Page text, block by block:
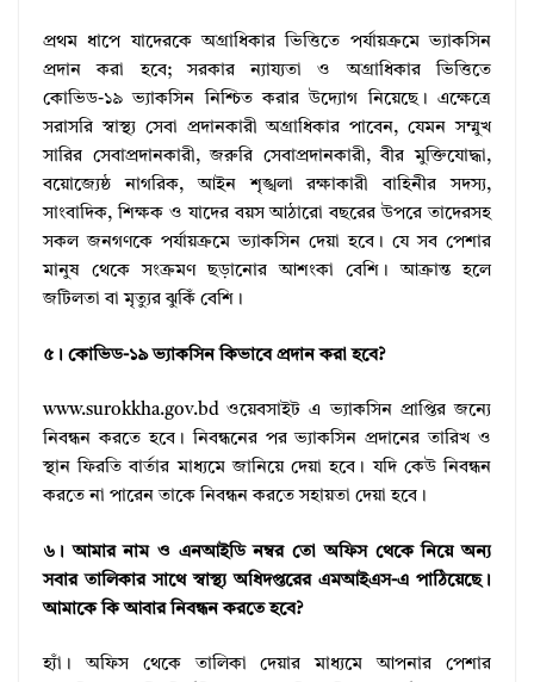
প্রথম ধাপে যাদেরকে অগ্রাধিকার ভিত্তিতে পর্যায়ক্রমে ভ্যাকসিন
প্রদান করা হবে; সরকার ন্যায্যতা ও অগ্রাধিকার ভিত্তিতে
কোভিড-১৯ ভ্যাকসিন নিশ্চিত করার উদ্যোগ নিয়েছে। এক্ষেত্রে
সরাসরি স্বাস্থ্য সেবা প্রদানকারী অগ্রাধিকার পাবেন, যেমন সম্মুখ
সারির সেবাপ্রদানকারী, জরুরি সেবাপ্রদানকারী, বীর মুক্তিযোদ্ধা,
বয়োজ্যেষ্ঠ নাগরিক, আইন শৃঙ্খলা রক্ষাকারী বাহিনীর সদস্য,
সাংবাদিক, শিক্ষক ও যাদের বয়স আঠারো বছরের উপরে তাদেরসহ
সকল জনগণকে পর্যায়ক্রমে ভ্যাকসিন দেয়া হবে। যে সব পেশার
মানুষ থেকে সংক্রমণ ছড়ানোর আশংকা বেশি। আক্রান্ত হলে
জটিলতা বা মৃত্যুর ঝুকিঁ বেশি।
৫। কোভিড-১৯ ভ্যাকসিন কিভাবে প্রদান করা হবে?
www.surokkha.gov.bd ওয়েবসাইট এ ভ্যাকসিন প্রাপ্তির জন্যে
নিবন্ধন করতে হবে। নিবন্ধনের পর ভ্যাকসিন প্রদানের তারিখ ও
স্থান ফিরতি বার্তার মাধ্যমে জানিয়ে দেয়া হবে। যদি কেউ নিবন্ধন
করতে না পারেন তাকে নিবন্ধন করতে সহায়তা দেয়া হবে।
৬। আমার নাম ও এনআইডি নম্বর তো অফিস থেকে নিয়ে অন্য
সবার তালিকার সাথে স্বাস্থ্য অধিদপ্তরের এমআইএস-এ পাঠিয়েছে।
আমাকে কি আবার নিবন্ধন করতে হবে?
হ্যাঁ। অফিস থেকে তালিকা দেয়ার মাধ্যমে আপনার পেশার